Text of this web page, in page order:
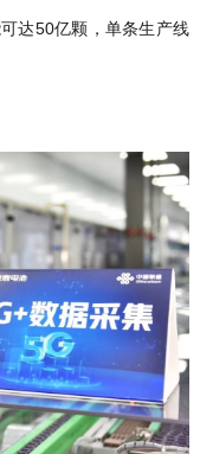
达50亿颗，单条生产线